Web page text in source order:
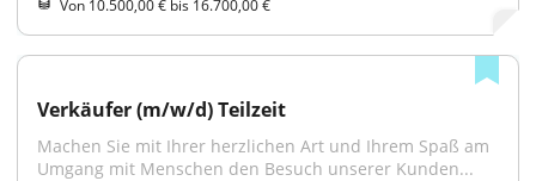
Von 10.500,00 € bis 16.700,00 €
Verkäufer (m/w/d) Teilzeit
Machen Sie mit Ihrer herzlichen Art und Ihrem Spaß am
Umgang mit Menschen den Besuch unserer Kunden...